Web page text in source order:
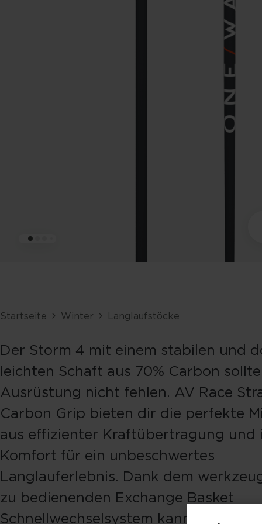
Startseite Winter Langlaufstöcke
Der Storm 4 mit einem stabilen und
leichten Schaft aus 70% Carbon
Ausrüstung nicht fehlen. AV Race
Carbon Grip bieten dir die perfekte
aus effizienter Kraftübertragung und
Komfort für ein unbeschwertes
Langlauferlebnis. Dank dem
zu bedienenden Exchange Basket
Schnellwechselsystem kannst du die